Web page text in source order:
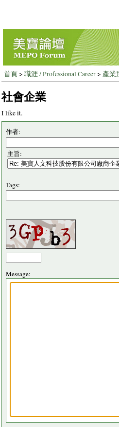
首頁> 職涯 / Professional Career> 產業
社會企業
I like it.
作者:
主旨:
Tags:
Message: